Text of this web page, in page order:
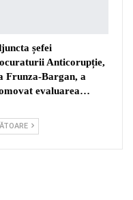
șefei
Anticorupție,
Frunza-Bargan, a
evaluarea…